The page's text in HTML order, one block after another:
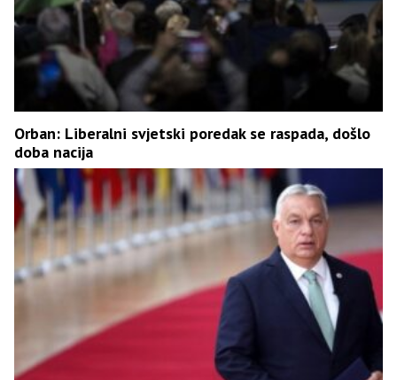
Orban: Liberalni svjetski poredak se raspada, došlo
doba nacija